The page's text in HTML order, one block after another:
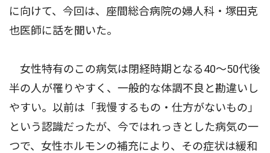
に向けて、今回は、座間総合病院の婦人科・塚田克
也医師に話を聞いた。
女性特有のこの病気は閉経時期となる40〜50代後
半の人が罹りやすく、一般的な体調不良と勘違いし
やすい。以前は「我慢するもの・仕方がないもの」
という認識だったが、今ではれっきとした病気の一
つで、女性ホルモンの補充により、その症状は緩和